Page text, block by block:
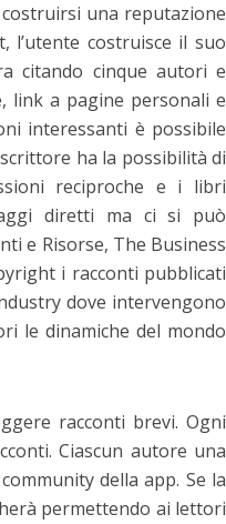
una reputazione
l’utente costruisce il suo
citando cinque autori e
link a pagine personali e
interessanti è possibile
ha la possibilità di
reciproche e i libri
diretti ma ci si può
e Risorse, The Business
i racconti pubblicati
dove intervengono
le dinamiche del mondo
racconti brevi. Ogni
Ciascun autore una
della app. Se la
permettendo ai lettori